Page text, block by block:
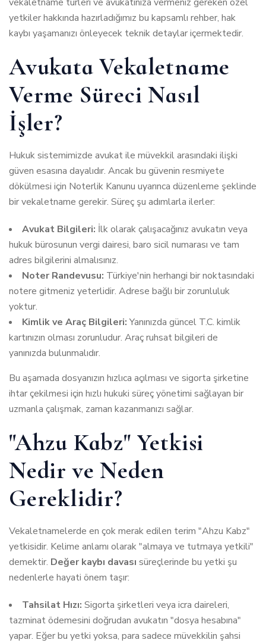
yetkiler hakkında hazırladığımız bu kapsamlı rehber, hak
kaybı yaşamanızı önleyecek teknik detaylar içermektedir.
Avukata Vekaletname
Verme Süreci Nasıl
İşler?
Hukuk sistemimizde avukat ile müvekkil arasındaki ilişki
güven esasına dayalıdır. Ancak bu güvenin resmiyete
dökülmesi için Noterlik Kanunu uyarınca düzenleme şeklinde
bir vekaletname gerekir. Süreç şu adımlarla ilerler:
Avukat Bilgileri: İlk olarak çalışacağınız avukatın veya
hukuk bürosunun vergi dairesi, baro sicil numarası ve tam
adres bilgilerini almalısınız.
Noter Randevusu: Türkiye'nin herhangi bir noktasındaki
notere gitmeniz yeterlidir. Adrese bağlı bir zorunluluk
yoktur.
Kimlik ve Araç Bilgileri:Yanınızda güncel T.C. kimlik
kartınızın olması zorunludur. Araç ruhsat bilgileri de
yanınızda bulunmalıdır.
Bu aşamada dosyanızın hızlıca açılması ve sigorta şirketine
ihtar çekilmesi için hızlı hukuki süreç yönetimi sağlayan bir
uzmanla çalışmak, zaman kazanmanızı sağlar.
"Ahzu Kabz" Yetkisi
Nedir ve Neden
Gereklidir?
Vekaletnamelerde en çok merak edilen terim "Ahzu Kabz"
yetkisidir. Kelime anlamı olarak "almaya ve tutmaya yetkili"
demektir. Değer kaybı davası süreçlerinde bu yetki şu
nedenlerle hayati önem taşır:
Tahsilat Hızı: Sigorta şirketleri veya icra daireleri,
tazminat ödemesini doğrudan avukatın "dosya hesabına"
yapar. Eğer bu yetki yoksa, para sadece müvekkilin şahsi